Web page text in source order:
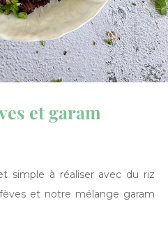
et garam
simple à réaliser avec du riz
et notre mélange garam